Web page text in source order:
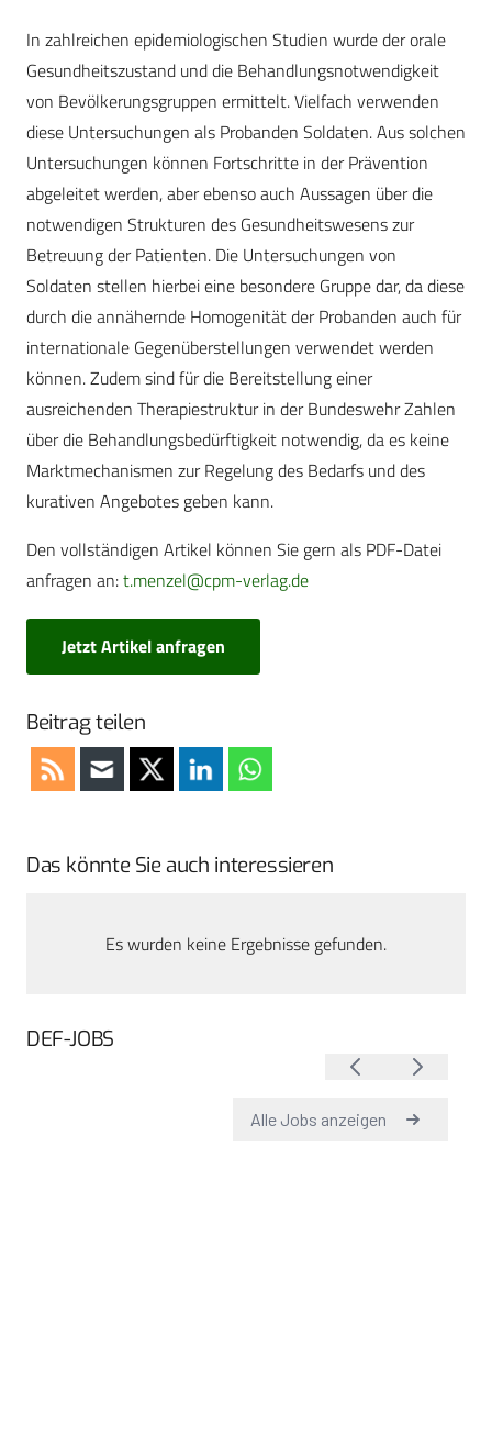
In zahlreichen epidemiologischen Studien wurde der orale
Gesundheitszustand und die Behandlungsnotwendigkeit
von Bevölkerungsgruppen ermittelt. Vielfach verwenden
diese Untersuchungen als Probanden Soldaten. Aus solchen
Untersuchungen können Fortschritte in der Prävention
abgeleitet werden, aber ebenso auch Aussagen über die
notwendigen Strukturen des Gesundheitswesens zur
Betreuung der Patienten. Die Untersuchungen von
Soldaten stellen hierbei eine besondere Gruppe dar, da diese
durch die annähernde Homogenität der Probanden auch für
internationale Gegenüberstellungen verwendet werden
können. Zudem sind für die Bereitstellung einer
ausreichenden Therapiestruktur in der Bundeswehr Zahlen
über die Behandlungsbedürftigkeit notwendig, da es keine
Marktmechanismen zur Regelung des Bedarfs und des
kurativen Angebotes geben kann.
Den vollständigen Artikel können Sie gern als PDF-Datei
anfragen an:t.menzel@cpm-verlag.de
Jetzt Artikel anfragen
Beitrag teilen
Das könnte Sie auch interessieren
Es wurden keine Ergebnisse gefunden.
DEF-JOBS